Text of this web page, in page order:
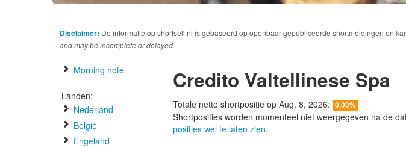
Disclaimer: De informatie op shortsell.nl is gebaseerd op openbaar gepubliceerde shortmeldingen en
and may be incomplete or delayed.
Morning note
Landen:
Nederland
België
Engeland
Credito Valtellinese Spa
Totale netto shortpositie op Aug. 8, 2026: 0.00%
Shortposities worden momenteel niet weergegeven na de
posities wel te laten zien.